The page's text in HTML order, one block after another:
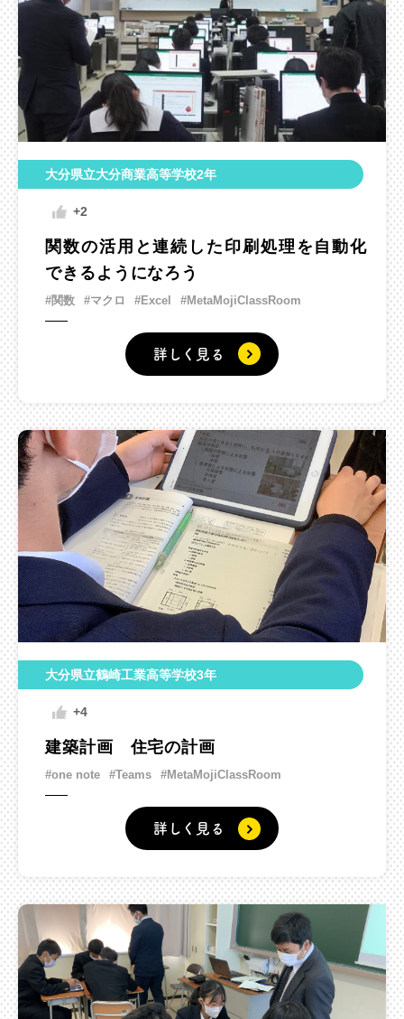
大分県立大分商業高等学校2年
+2
関数の活用と連続した印刷処理を自動化
できるようになろう
#関数 #マクロ #Excel #MetaMojiClassRoom
詳しく見る
大分県立鶴崎工業高等学校3年
+4
建築計画 住宅の計画
#one note #Teams #MetaMojiClassRoom
詳しく見る